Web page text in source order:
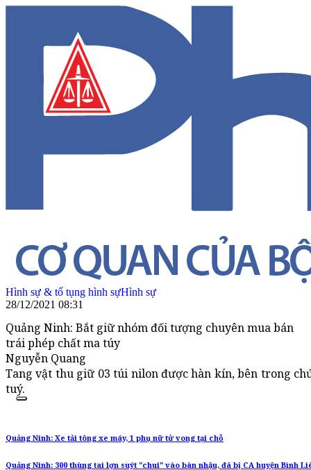
Hình sự & tố tụng hình sựHình sự
28/12/2021 08:31
Quảng Ninh: Bắt giữ nhóm đối tượng chuyên mua bán
trái phép chất ma túy
Nguyễn Quang
Tang vật thu giữ 03 túi nilon được hàn kín, bên trong
tuý.
Quảng Ninh: Xe tải tông xe máy, 1 phụ nữ tử vong tại chỗ
Quảng Ninh: 300 thùng tai lợn suýt "chui" vào bàn nhậu, đã bị CA huyện Bình